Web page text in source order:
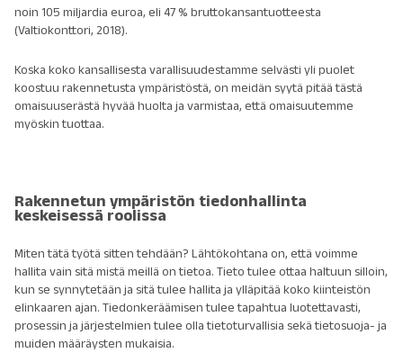
noin 105 miljardia euroa, eli 47 % bruttokansantuotteesta
(Valtiokonttori, 2018).
Koska koko kansallisesta varallisuudestamme selvästi yli puolet
koostuu rakennetusta ympäristöstä, on meidän syytä pitää tästä
omaisuuserästä hyvää huolta ja varmistaa, että omaisuutemme
myöskin tuottaa.
Rakennetun ympäristön tiedonhallinta
keskeisessä roolissa
Miten tätä työtä sitten tehdään? Lähtökohtana on, että voimme
hallita vain sitä mistä meillä on tietoa. Tieto tulee ottaa haltuun silloin,
kun se synnytetään ja sitä tulee hallita ja ylläpitää koko kiinteistön
elinkaaren ajan. Tiedonkeräämisen tulee tapahtua luotettavasti,
prosessin ja järjestelmien tulee olla tietoturvallisia sekä tietosuoja- ja
muiden määräysten mukaisia.